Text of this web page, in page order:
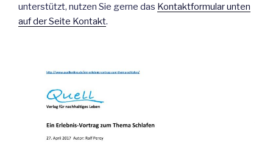
unterstützt, nutzen Sie gerne das Kontaktformular unten
auf der Seite Kontakt.